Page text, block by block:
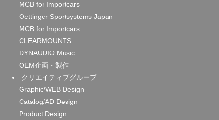
MCB for Importcars
Oettinger Sportsystems Japan
MCB for Importcars
CLEARMOUNTS
DYNAUDIO Music
OEM企画・製作
クリエイティブグループ
Graphic/WEB Design
Catalog/AD Design
Product Design